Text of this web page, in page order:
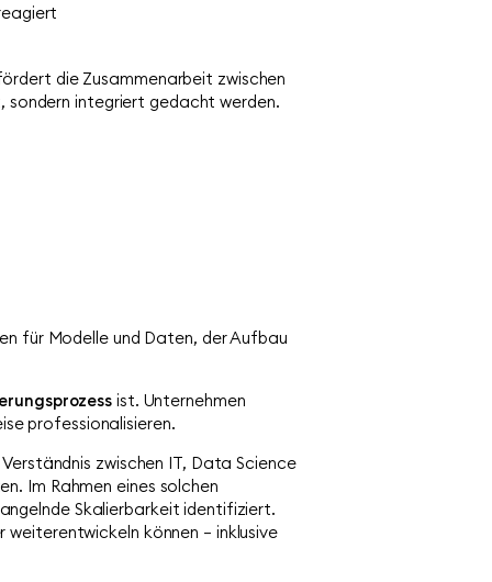
die Zusammenarbeit zwischen
sondern integriert gedacht werden.
für Modelle und Daten, der Aufbau
ist. Unternehmen
professionalisieren.
zwischen IT, Data Science
Im Rahmen eines solchen
Skalierbarkeit identifiziert.
können – inklusive